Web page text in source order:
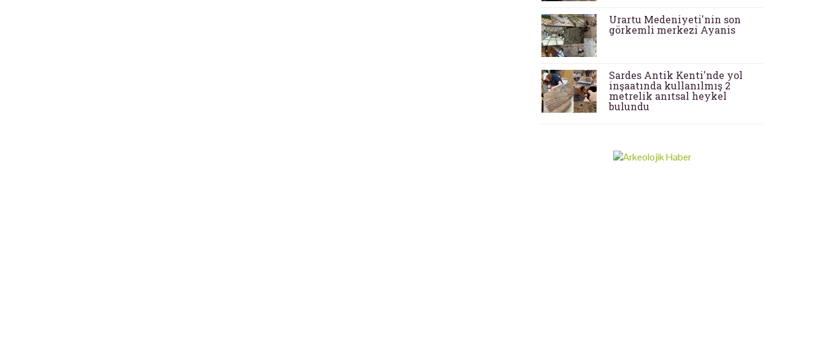
Urartu Medeniyeti'nin son
görkemli merkezi Ayanis
Sardes Antik Kenti'nde yol
inşaatında kullanılmış 2
metrelik anıtsal heykel
bulundu